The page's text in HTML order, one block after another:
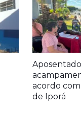
acordo
de Iporá